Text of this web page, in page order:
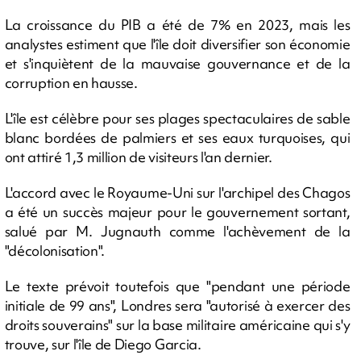
La croissance du PIB a été de 7% en 2023, mais les
analystes estiment que l'île doit diversifier son économie
et s'inquiètent de la mauvaise gouvernance et de la
corruption en hausse.
L'île est célèbre pour ses plages spectaculaires de sable
blanc bordées de palmiers et ses eaux turquoises, qui
ont attiré 1,3 million de visiteurs l'an dernier.
L'accord avec le Royaume-Uni sur l'archipel des Chagos
a été un succès majeur pour le gouvernement sortant,
salué par M. Jugnauth comme l'achèvement de la
"décolonisation".
Le texte prévoit toutefois que "pendant une période
initiale de 99 ans", Londres sera "autorisé à exercer des
droits souverains" sur la base militaire américaine qui s'y
trouve, sur l'île de Diego Garcia.